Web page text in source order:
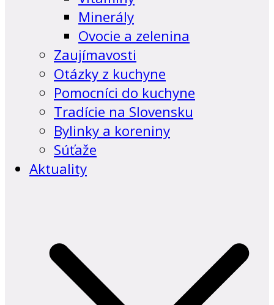
Minerály
Ovocie a zelenina
Zaujímavosti
Otázky z kuchyne
Pomocníci do kuchyne
Tradície na Slovensku
Bylinky a koreniny
Súťaže
Aktuality